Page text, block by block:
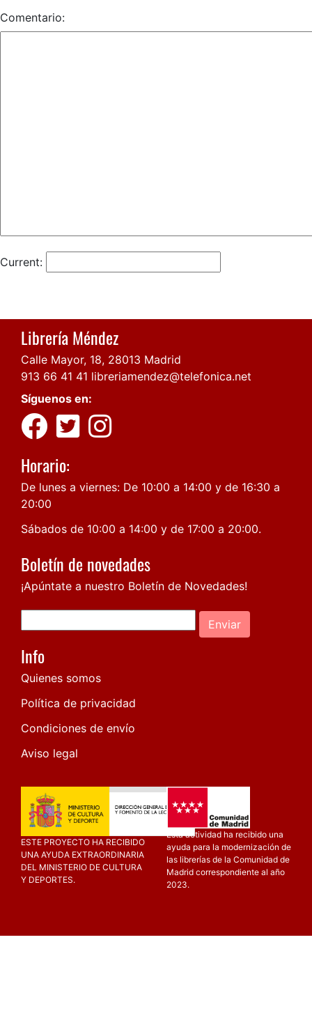
Comentario:
Current:
Librería Méndez
Calle Mayor, 18, 28013 Madrid
913 66 41 41 libreriamendez@telefonica.net
Síguenos en:
Horario:
De lunes a viernes: De 10:00 a 14:00 y de 16:30 a
20:00
Sábados de 10:00 a 14:00 y de 17:00 a 20:00.
Boletín de novedades
¡Apúntate a nuestro Boletín de Novedades!
Enviar
Info
Quienes somos
Política de privacidad
Condiciones de envío
Aviso legal
ESTE PROYECTO HA RECIBIDO
UNA AYUDA EXTRAORDINARIA
DEL MINISTERIO DE CULTURA
Y DEPORTES.
Esta actividad ha recibido una
ayuda para la modernización de
las librerías de la Comunidad de
Madrid correspondiente al año
2023.